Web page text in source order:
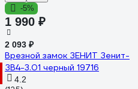
-5%
1 990 ₽
2 093 ₽
Врезной замок ЗЕНИТ Зенит-
ЗВ4-3.01 черный 19716
4.2